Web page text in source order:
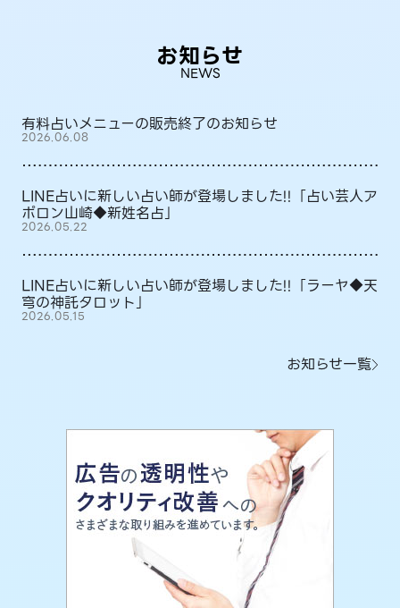
お知らせ
NEWS
有料占いメニューの販売終了のお知らせ
2026.06.08
LINE占いに新しい占い師が登場しました!!「占い芸人ア
ポロン山崎◆新姓名占」
2026.05.22
LINE占いに新しい占い師が登場しました!!「ラーヤ◆天
穹の神託タロット」
2026.05.15
お知らせ一覧